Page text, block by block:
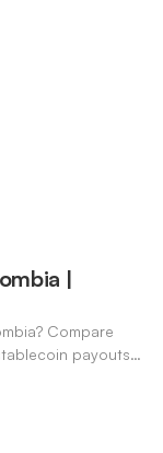
|
Compare
payouts.